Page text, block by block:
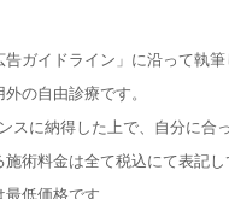
ガイドライン」に沿って執筆
の自由診療です。
スに納得した上で、自分に合
術料金は全て税込にて表記
低価格です